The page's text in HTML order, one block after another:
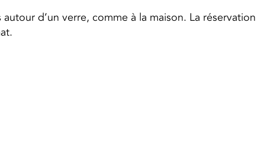
d’un verre, comme à la maison. La réservation